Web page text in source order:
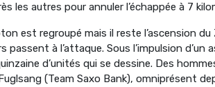
les autres pour annuler l’échappée à 7
est regroupé mais il reste l’ascension
passent à l’attaque. Sous l’impulsion
d’unités qui se dessine. Des
(Team Saxo Bank), omniprésent